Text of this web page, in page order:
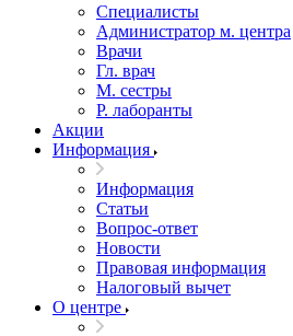
Специалисты
Администратор м. центра
Врачи
Гл. врач
М. сестры
Р. лаборанты
Акции
Информация
Информация
Статьи
Вопрос-ответ
Новости
Правовая информация
Налоговый вычет
О центре